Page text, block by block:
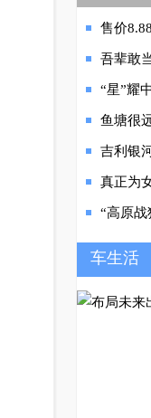
售价8.88万-
吾辈敢当 进
“星”耀中
鱼塘很远
吉利银河
真正为女
“高原战狼”
车生活